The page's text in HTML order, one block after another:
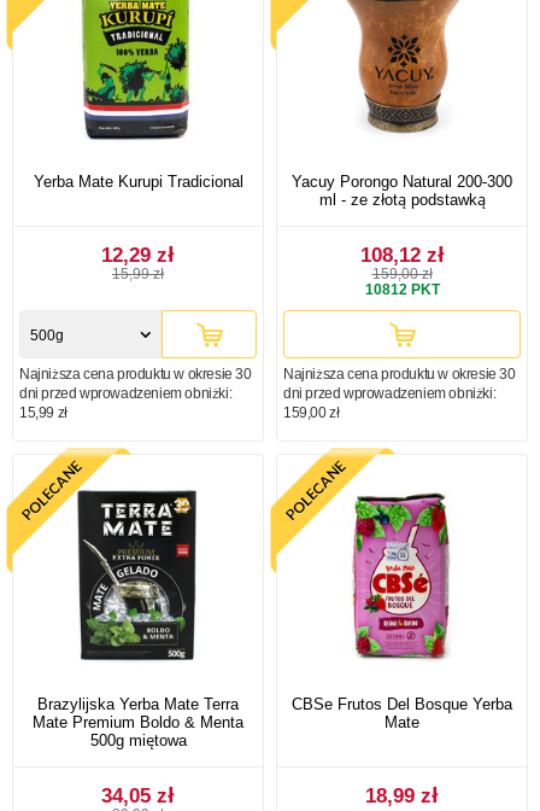
Yerba Mate Kurupi Tradicional
12,29 zł
15,99 zł
500g
Najniższa cena produktu w okresie 30
dni przed wprowadzeniem obniżki:
15,99 zł
Yacuy Porongo Natural 200-300
ml - ze złotą podstawką
108,12 zł
159,00 zł
10812PKT
Najniższa cena produktu w okresie 30
dni przed wprowadzeniem obniżki:
159,00 zł
Brazylijska Yerba Mate Terra
Mate Premium Boldo & Menta
500g miętowa
34,05 zł
CBSe Frutos Del Bosque Yerba
Mate
18,99 zł